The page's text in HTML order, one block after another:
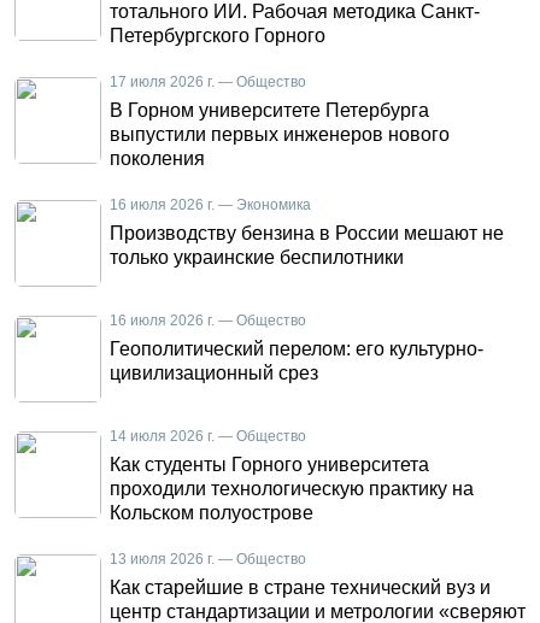
тотального ИИ. Рабочая методика Санкт-
Петербургского Горного
17 июля 2026 г. — Общество
В Горном университете Петербурга
выпустили первых инженеров нового
поколения
16 июля 2026 г. — Экономика
Производству бензина в России мешают не
только украинские беспилотники
16 июля 2026 г. — Общество
Геополитический перелом: его культурно-
цивилизационный срез
14 июля 2026 г. — Общество
Как студенты Горного университета
проходили технологическую практику на
Кольском полуострове
13 июля 2026 г. — Общество
Как старейшие в стране технический вуз и
центр стандартизации и метрологии «сверяют